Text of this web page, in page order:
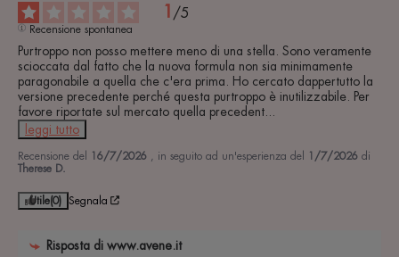
1 /5
Recensione spontanea
Purtroppo non posso mettere meno di una stella. Sono veramente
scioccata dal fatto che la nuova formula non sia minimamente
paragonabile a quella che c'era prima. Ho cercato dappertutto la
versione precedente perché questa purtroppo è inutilizzabile. Per
favore riportate sul mercato quella precedent
leggi tutto
Recensione del 16/7/2026 , in seguito ad un'esperienza del 1/7/2026 di
Therese D.
Utile(0) Segnala
Risposta di www.avene.it